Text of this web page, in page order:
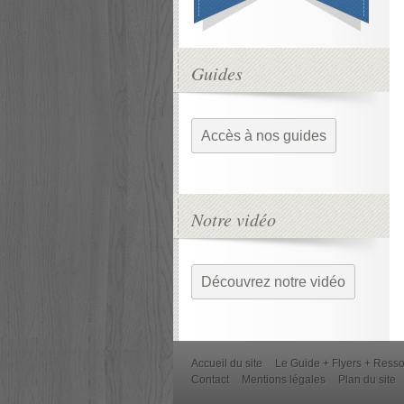
Guides
Accès à nos guides
Notre vidéo
Découvrez notre vidéo
Accueil du site
Le Guide + Flyers +
Contact
Mentions légales Plan du site